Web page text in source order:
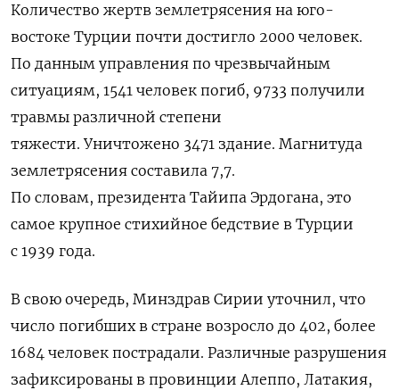
Количество жертв землетрясения на юго-
востоке Турции почти достигло 2000 человек.
По данным управления по чрезвычайным
ситуациям, 1541 человек погиб, 9733 получили
травмы различной степени
тяжести. Уничтожено 3471 здание. Магнитуда
землетрясения составила 7,7.
По словам, президента Тайипа Эрдогана, это
самое крупное стихийное бедствие в Турции
с 1939 года.
В свою очередь, Минздрав Сирии уточнил, что
число погибших в стране возросло до 402, более
1684 человек пострадали. Различные разрушения
зафиксированы в провинции Алеппо, Латакия,